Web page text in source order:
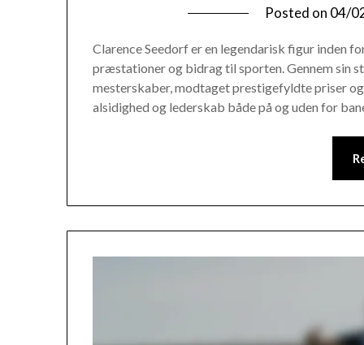
Posted on 04/
Clarence Seedorf er en legendarisk figur
præstationer og bidrag til sporten. Gennem sin
mesterskaber, modtaget prestigefyldte priser
alsidighed og lederskab både på og uden for